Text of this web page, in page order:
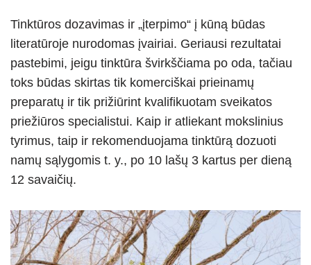
Tinktūros dozavimas ir „įterpimo“ į kūną būdas
literatūroje nurodomas įvairiai. Geriausi rezultatai
pastebimi, jeigu tinktūra švirkščiama po oda, tačiau
toks būdas skirtas tik komerciškai prieinamų
preparatų ir tik prižiūrint kvalifikuotam sveikatos
priežiūros specialistui. Kaip ir atliekant mokslinius
tyrimus, taip ir rekomenduojama tinktūrą dozuoti
namų sąlygomis t. y., po 10 lašų 3 kartus per dieną
12 savaičių.